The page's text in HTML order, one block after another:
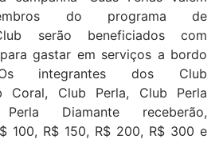
do programa de
serão beneficiados com
gastar em serviços a bordo
integrantes dos Club
Coral, Club Perla, Club Perla
Diamante receberão,
100, R$ 150, R$ 200, R$ 300 e